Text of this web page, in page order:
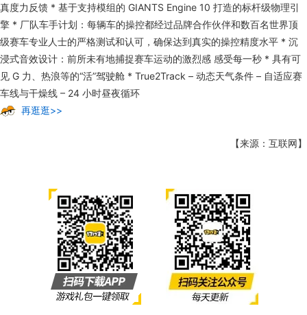
真度力反馈 * 基于支持模组的 GIANTS Engine 10 打造的标杆级物理引
擎 * 厂队车手计划：每辆车的操控都经过品牌合作伙伴和数百名世界顶
级赛车专业人士的严格测试和认可，确保达到真实的操控精度水平 * 沉
浸式音效设计：前所未有地捕捉赛车运动的激烈感 感受每一秒 * 具有可
见 G 力、热浪等的“活”驾驶舱 * True2Track – 动态天气条件 – 自适应赛
车线与干燥线 – 24 小时昼夜循环
再逛逛>>
【来源：互联网】